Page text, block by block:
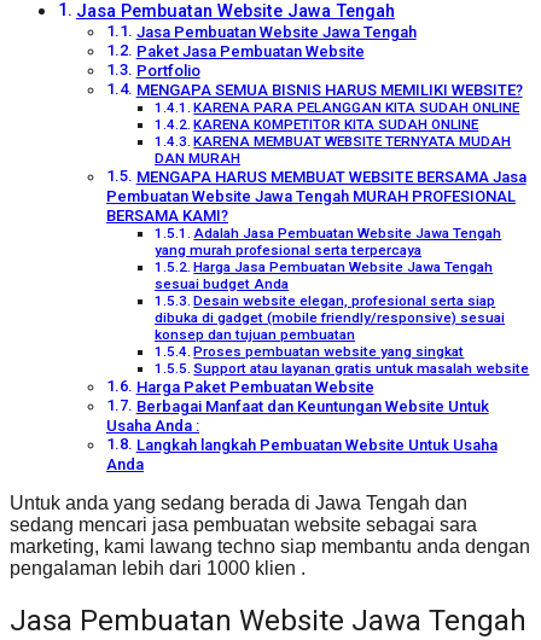
Jasa Pembuatan Website Jawa Tengah
Jasa Pembuatan Website Jawa Tengah
Paket Jasa Pembuatan Website
Portfolio
MENGAPA SEMUA BISNIS HARUS MEMILIKI WEBSITE?
KARENA PARA PELANGGAN KITA SUDAH ONLINE
KARENA KOMPETITOR KITA SUDAH ONLINE
KARENA MEMBUAT WEBSITE TERNYATA MUDAH
DAN MURAH
MENGAPA HARUS MEMBUAT WEBSITE BERSAMA Jasa
Pembuatan Website Jawa Tengah MURAH PROFESIONAL
BERSAMA KAMI?
Adalah Jasa Pembuatan Website Jawa Tengah
yang murah profesional serta terpercaya
Harga Jasa Pembuatan Website Jawa Tengah
sesuai budget Anda
Desain website elegan, profesional serta siap
dibuka di gadget (mobile friendly/responsive) sesuai
konsep dan tujuan pembuatan
Proses pembuatan website yang singkat
Support atau layanan gratis untuk masalah website
Harga Paket Pembuatan Website
Berbagai Manfaat dan Keuntungan Website Untuk
Usaha Anda :
Langkah langkah Pembuatan Website Untuk Usaha
Anda
Untuk anda yang sedang berada di Jawa Tengah dan
sedang mencari jasa pembuatan website sebagai sara
marketing, kami lawang techno siap membantu anda dengan
pengalaman lebih dari 1000 klien .
Jasa Pembuatan Website Jawa Tengah